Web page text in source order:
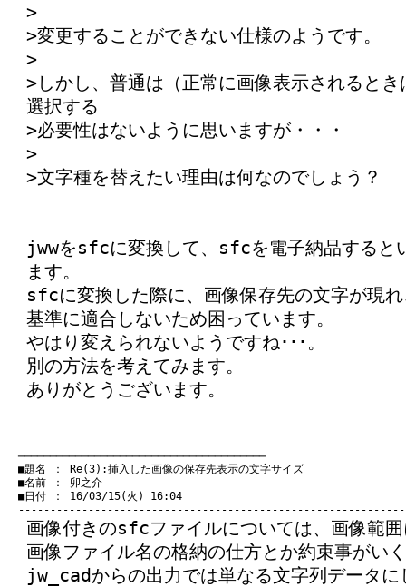
>
>変更することができない仕様のようです。
>
>しかし、普通は（正常に画像表示されると
選択する
>必要性はないように思いますが・・・
>
>文字種を替えたい理由は何なのでしょう？
jwwをsfcに変換して、sfcを電子納品すると
ます。
sfcに変換した際に、画像保存先の文字が現
基準に適合しないため困っています。
やはり変えられないようですね･･･。
別の方法を考えてみます。
ありがとうございます。
───────────────────────────────────────
■題名 ： Re(3):挿入した画像の保存先表示の文字サイズ
■名前 ： 卯之介
■日付 ： 16/03/15(火) 16:04
画像付きのsfcファイルについては、画像範
画像ファイル名の格納の仕方とか約束事がい
jw_cadからの出力では単なる文字列データに